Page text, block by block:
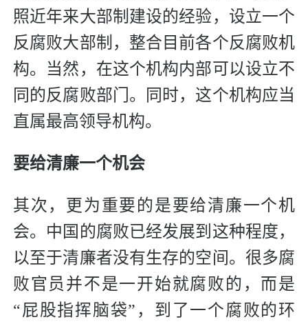
照近年来大部制建设的经验，设立一个
反腐败大部制，整合目前各个反腐败机
构。当然，在这个机构内部可以设立不
同的反腐败部门。同时，这个机构应当
直属最高领导机构。
要给清廉一个机会
其次，更为重要的是要给清廉一个机
会。中国的腐败已经发展到这种程度，
以至于清廉者没有生存的空间。很多腐
败官员并不是一开始就腐败的，而是
“屁股指挥脑袋”，到了一个腐败的环